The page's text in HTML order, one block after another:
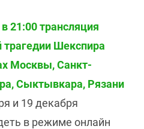
21:00 трансляция
трагедии Шекспира
Москвы, Санкт-
Сыктывкара, Рязани
и 19 декабря
в режиме онлайн